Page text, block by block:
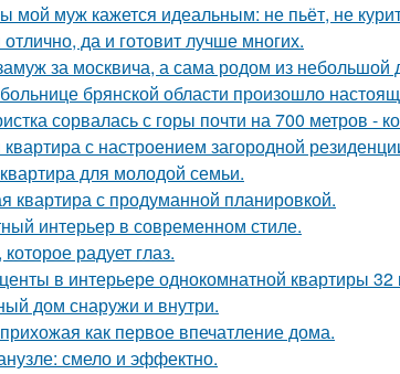
мой муж кажется идеальным: не пьёт, не
да и готовит лучше многих.
за москвича, а сама родом из небольшой
брянской области произошло
сорвалась с горы почти на 700 метров -
квартира с настроением загородной
для молодой семьи.
квартира с продуманной планировкой.
интерьер в современном стиле.
радует глаз.
в интерьере однокомнатной квартиры 32
дом снаружи и внутри.
как первое впечатление дома.
смело и эффектно.